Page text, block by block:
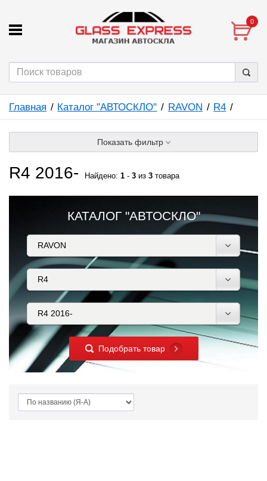
0
Главная Каталог "АВТОСКЛО" RAVON R4
Показать фильтр
R4 2016- Найдено: 1 - 3 из 3 товара
КАТАЛОГ "АВТОСКЛО"
Подобрать товар